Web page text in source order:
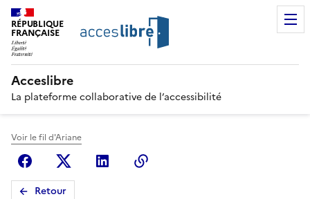
RÉPUBLIQUE
FRANÇAISE
Acceslibre
La plateforme collaborative de l’accessibilité
Voir le fil d'Ariane
FacebookX (anciennement Twitter)
Linkedin
Retour